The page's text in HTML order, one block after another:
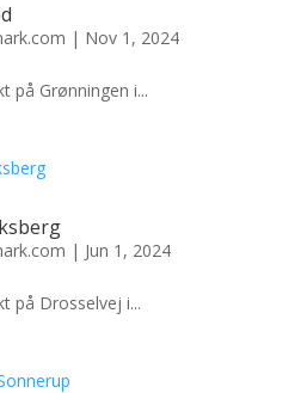
| Nov 1, 2024
på Grønningen i...
| Jun 1, 2024
på Drosselvej i...